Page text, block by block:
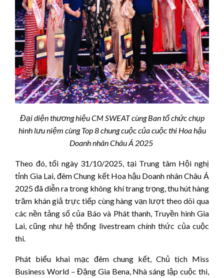
Đại diện thương hiệu CM SWEAT cùng Ban tổ chức chụp
hình lưu niệm cùng Top 8 chung cuộc của cuộc thi Hoa hậu
Doanh nhânChâu Á 2025
Theo đó, tối ngày 31/10/2025, tại Trung tâm Hội nghị
tỉnh Gia Lai, đêm Chung kết Hoa hậu Doanh nhân Châu Á
2025 đã diễn ra trong không khí trang trọng, thu hút hàng
trăm khán giả trực tiếp cùng hàng vạn lượt theo dõi qua
các nền tảng số của Báo và Phát thanh, Truyền hình Gia
Lai, cũng như hệ thống livestream chính thức của cuộc
thi.
Phát biểu khai mạc đêm chung kết, Chủ tịch Miss
Business World – Đặng Gia Bena, Nhà sáng lập cuộc thi,